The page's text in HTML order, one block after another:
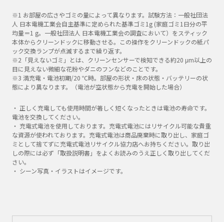
※1 お部屋の広さやゴミの量によって異なります。試験方法：一般社団法
人 日本電機工業会自主基準に定められた基準ゴミ1g (家庭ゴミ1日分の平
均量＝1 g。一般社団法人 日本電機工業会の調査において）をスティック
本体からクリーンドックに移動させる。この操作をクリーンドックの紙パ
ック交換ランプが点滅するまで繰り返す。
※2「見えないゴミ」とは、クリーンセンサーで検知できる約20 μm以上の
目に見えない微細な花粉やダニのフンなどのことです。
※3 満充電・電池初期/20 ℃時。部屋の形状・床の状態・バッテリーの状
態により異なります。（電池が空状態から充電を開始した場合）
・ 正しく充電しても使用時間が著しく短くなったときは電池の寿命です。
電池を交換してください。
・ 充電式電池を使用しております。充電式電池にはリサイクル可能な貴重
な資源が使われております。充電式電池は商品廃棄時に取り出し、家庭ゴ
ミとして捨てずに充電式電池リサイクル協力店へお持ちください。取り出
しの際には必ず「取扱説明書」をよくお読みのうえ正しく取り出してくだ
さい。
・ シーン写真・イラストはイメージです。